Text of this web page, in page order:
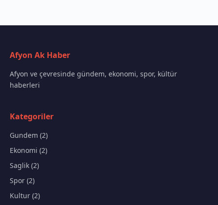
Afyon Ak Haber
Afyon ve çevresinde gündem, ekonomi, spor, kültür
haberleri
Kategoriler
Gundem (2)
Ekonomi (2)
Saglik (2)
Spor (2)
Kultur (2)